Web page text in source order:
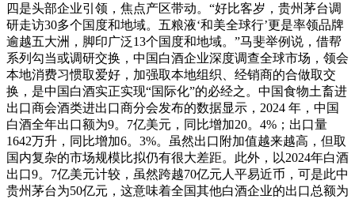
四是头部企业引领，焦点产区带动。“好比客岁，贵州茅台调
研走访30多个国度和地域。五粮液‘和美全球行’更是率领品牌
逾越五大洲，脚印广泛13个国度和地域。”马斐举例说，借帮
系列勾当或调研交换，中国白酒企业深度调查全球市场，领会
本地消费习惯取爱好，加强取本地组织、经销商的合做取交
换，是中国白酒实正实现“国际化”的必经之。中国食物土畜进
出口商会酒类进出口商分会发布的数据显示，2024 年，中国
白酒全年出口额为9。7亿美元，同比增加20。4%；出口量
1642万升，同比增加6。3%。虽然出口附加值越来越高，但取
国内复杂的市场规模比拟仍有很大差距。此外，以2024年白酒
出口9。7亿美元计较，虽然跨越70亿元人平易近币，可是此中
贵州茅台为50亿元，这意味着全国其他白酒企业的出口总额为